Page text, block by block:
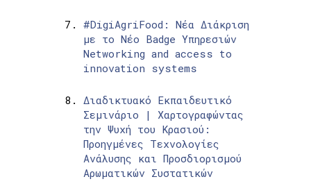
#DigiAgriFood: Νέα Διάκριση
με το Νέο Badge Υπηρεσιών
Networking and access to
innovation systems
Διαδικτυακό Εκπαιδευτικό
Σεμινάριο | Χαρτογραφώντας
την Ψυχή του Κρασιού:
Προηγμένες Τεχνολογίες
Ανάλυσης και Προσδιορισμού
Αρωματικών Συστατικών